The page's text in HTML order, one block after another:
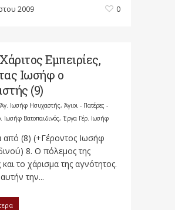
2009 0
Εμπειρίες,
Ιωσήφ ο
(9)
Άγ. Ιωσήφ Ησυχαστής, Άγιοι - Πατέρες -
Ιωσήφ Βατοπαιδινός, Έργα Γέρ. Ιωσήφ
από (8) (+Γέροντος Ιωσήφ
8. Ο πόλεμος της
το χάρισμα της αγνότητος.
την...